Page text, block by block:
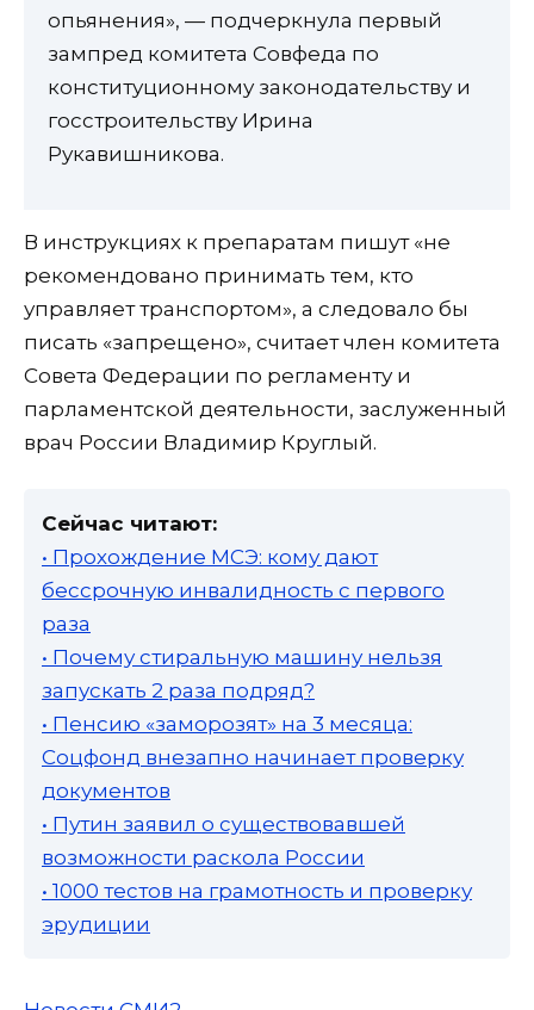
опьянения», — подчеркнула первый
зампред комитета Совфеда по
конституционному законодательству и
госстроительству Ирина
Рукавишникова.
В инструкциях к препаратам пишут «не
рекомендовано принимать тем, кто
управляет транспортом», а следовало бы
писать «запрещено», считает член комитета
Совета Федерации по регламенту и
парламентской деятельности, заслуженный
врач России Владимир Круглый.
Сейчас читают:
• Прохождение МСЭ: кому дают
бессрочную инвалидность с первого
раза
• Почему стиральную машину нельзя
запускать 2 раза подряд?
• Пенсию «заморозят» на 3 месяца:
Соцфонд внезапно начинает проверку
документов
• Путин заявил о существовавшей
возможности раскола России
• 1000 тестов на грамотность и проверку
эрудиции